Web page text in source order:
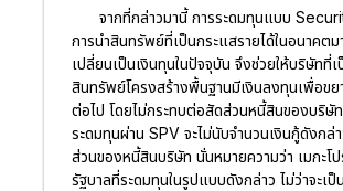
จากที่กล่าวมานี้ การระดมทุนแบบ
การนำสินทรัพย์ที่เป็นกระแสรายได้ในอนาคตม
เปลี่ยนเป็นเงินทุนในปัจจุบัน จึงช่วยให้บริษัทที่เ
สินทรัพย์โครงสร้างพื้นฐานมีเงินลงทุนเพื่อขย
ต่อไป โดยไม่กระทบต่อสัดส่วนหนี้สินของบริษัท
ระดมทุนผ่าน SPV จะไม่นับจำนวนเงินกู้ดังกล่า
ส่วนของหนี้สินบริษัท นั่นหมายความว่า เมกะโ
รัฐบาลที่ระดมทุนในรูปแบบดังกล่าว ไม่ว่าจะเ